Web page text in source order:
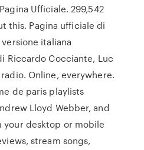
Ufficiale. 299,542
this. Pagina ufficiale di
italiana
Riccardo Cocciante, Luc
Online, everywhere.
de paris playlists
Lloyd Webber, and
your desktop or mobile
stream songs,